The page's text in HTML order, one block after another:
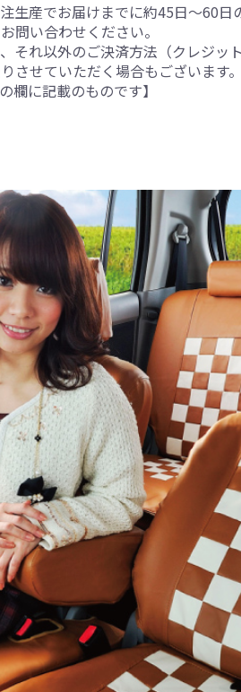
産でお届けまでに約45日～60日
問い合わせください。
れ以外のご決済方法（クレジッ
させていただく場合もございます。
欄に記載のものです】